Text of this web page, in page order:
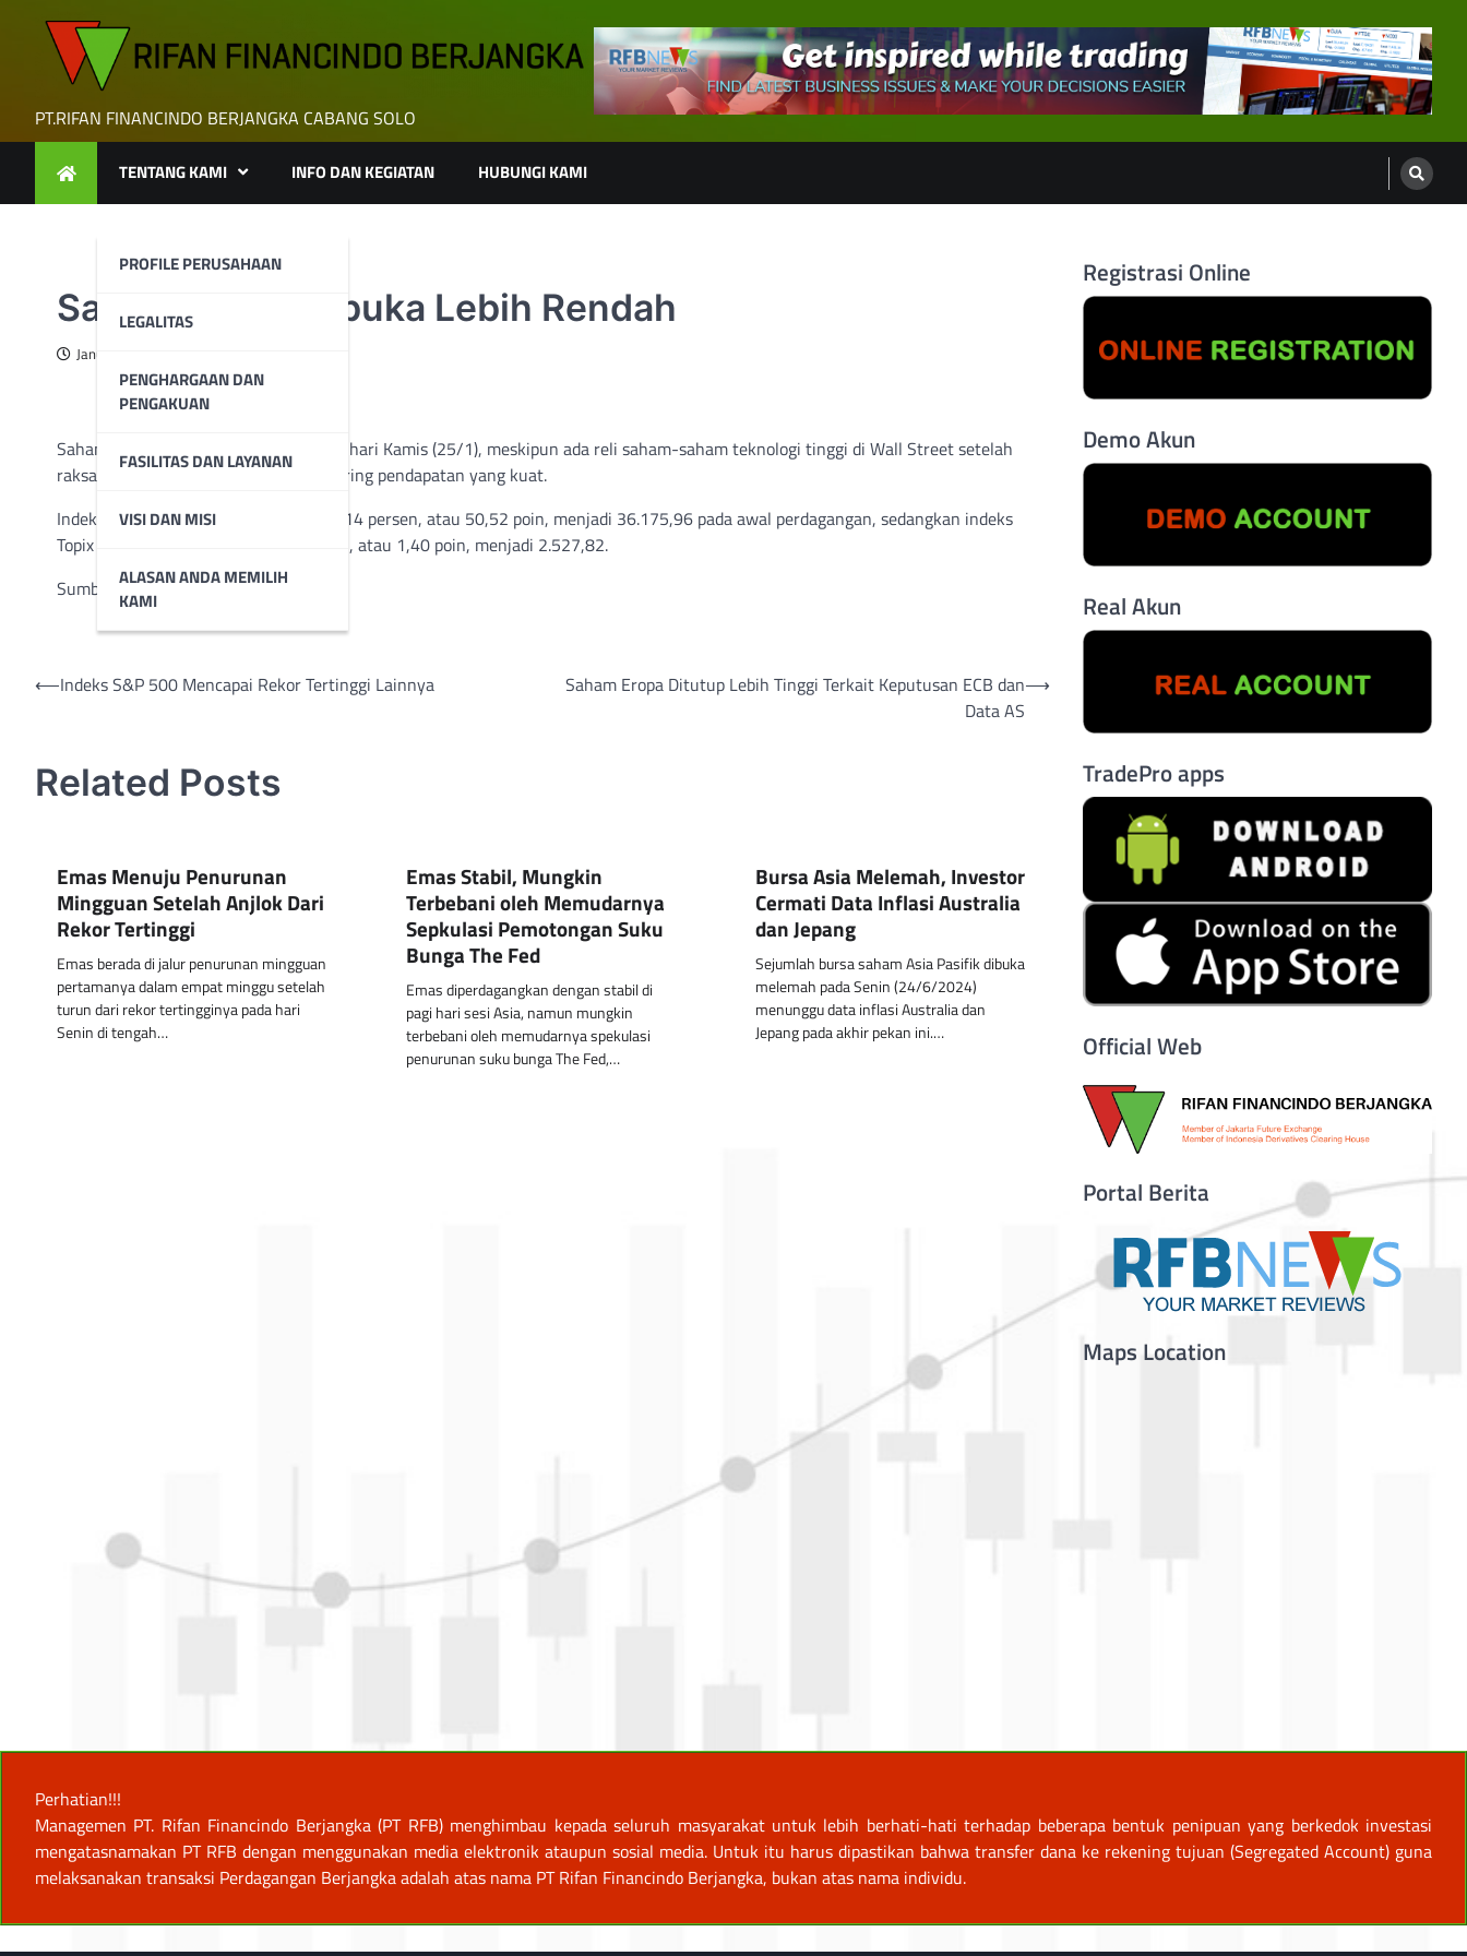
PT.RIFAN FINANCINDO BERJANGKA CABANG SOLO
TENTANG KAMI
PROFILE PERUSAHAAN
LEGALITAS
PENGHARGAAN DAN
PENGAKUAN
FASILITAS DAN LAYANAN
VISI DAN MISI
ALASAN ANDA MEMILIH
KAMI
INFO DAN KEGIATAN HUBUNGI KAMI
Saham Tokyo Dibuka Lebih Rendah
January 25, 2024
Saham Tokyo dibuka lebih rendah pada hari Kamis (25/1), meskipun ada reli saham-saham teknologi tinggi di Wall Street setelah
raksasa streaming Netflix melonjak seiring pendapatan yang kuat.
Indeks acuan Nikkei 225 kehilangan 0,14 persen, atau 50,52 poin, menjadi 36.175,96 pada awal perdagangan, sedangkan indeks
Topix yang lebih luas turun 0,06 persen, atau 1,40 poin, menjadi 2.527,82.
Sumber : AFP
Post
⟵Indeks S&P 500 Mencapai Rekor Tertinggi Lainnya
Saham Eropa Ditutup Lebih Tinggi Terkait Keputusan ECB dan
Data AS
⟶
Related Posts
Emas Menuju Penurunan
Mingguan Setelah Anjlok Dari
Rekor Tertinggi
Emas berada di jalur penurunan mingguan
pertamanya dalam empat minggu setelah
turun dari rekor tertingginya pada hari
Senin di tengah…
Emas Stabil, Mungkin
Terbebani oleh Memudarnya
Sepkulasi Pemotongan Suku
Bunga The Fed
Emas diperdagangkan dengan stabil di
pagi hari sesi Asia, namun mungkin
terbebani oleh memudarnya spekulasi
penurunan suku bunga The Fed,…
Bursa Asia Melemah, Investor
Cermati Data Inflasi Australia
dan Jepang
Sejumlah bursa saham Asia Pasifik dibuka
melemah pada Senin (24/6/2024)
menunggu data inflasi Australia dan
Jepang pada akhir pekan ini.…
Registrasi Online
Demo Akun
Real Akun
TradePro apps
Official Web
Portal Berita
Maps Location
Perhatian!!!
Managemen PT. Rifan Financindo Berjangka (PT RFB) menghimbau kepada seluruh masyarakat untuk lebih berhati-hati terhadap beberapa bentuk penipuan yang berkedok investasi
mengatasnamakan PT RFB dengan menggunakan media elektronik ataupun sosial media. Untuk itu harus dipastikan bahwa transfer dana ke rekening tujuan (Segregated Account) guna
melaksanakan transaksi Perdagangan Berjangka adalah atas nama PT Rifan Financindo Berjangka, bukan atas nama individu.